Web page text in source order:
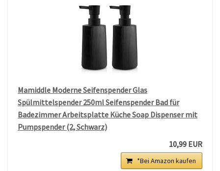
Mamiddle Moderne Seifenspender Glas
Spülmittelspender 250ml Seifenspender Bad für
Badezimmer Arbeitsplatte Küche Soap Dispenser mit
Pumpspender (2, Schwarz)
10,99 EUR
*Bei Amazon kaufen